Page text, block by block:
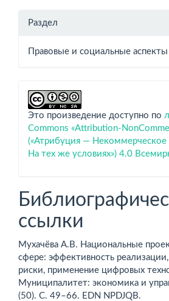
Раздел
Правовые и социальные аспекты
Это произведение доступно по
Commons «Attribution-
(«Атрибуция — Некоммерческое
На тех же условиях») 4.0
ссылки
Мухачёва А.В. Национальные
сфере: эффективность
риски, применение цифровых
Муниципалитет: экономика и
(50). С. 49–66. EDN NPDJQB.